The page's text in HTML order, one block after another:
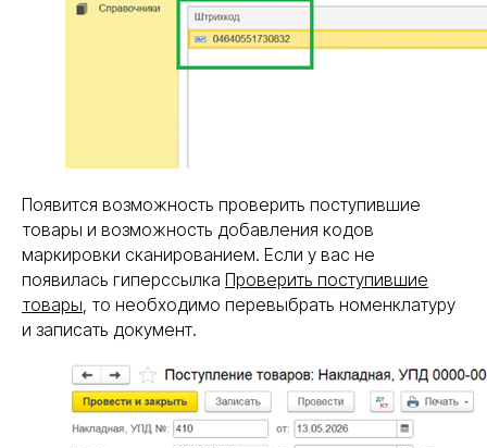
Появится возможность проверить поступившие
товары и возможность добавления кодов
маркировки сканированием. Если у вас не
появилась гиперссылка Проверить поступившие
товары, то необходимо перевыбрать номенклатуру
и записать документ.